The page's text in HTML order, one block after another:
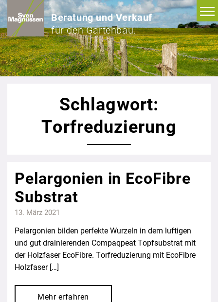
Beratung und Verkauf
für den Gartenbau.
Schlagwort:
Torfreduzierung
Pelargonien in EcoFibre
Substrat
13. März 2021
Pelargonien bilden perfekte Wurzeln in dem luftigen
und gut drainierenden Compaqpeat Topfsubstrat mit
der Holzfaser EcoFibre. Torfreduzierung mit EcoFibre
Holzfaser […]
Mehr erfahren